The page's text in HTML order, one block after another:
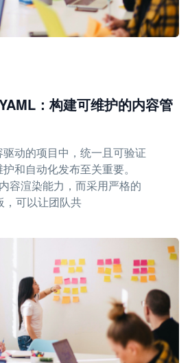
：构建可维护的内容管
动的项目中，统一且可验证
和自动化发布至关重要。
容渲染能力，而采用严格的
，可以让团队共